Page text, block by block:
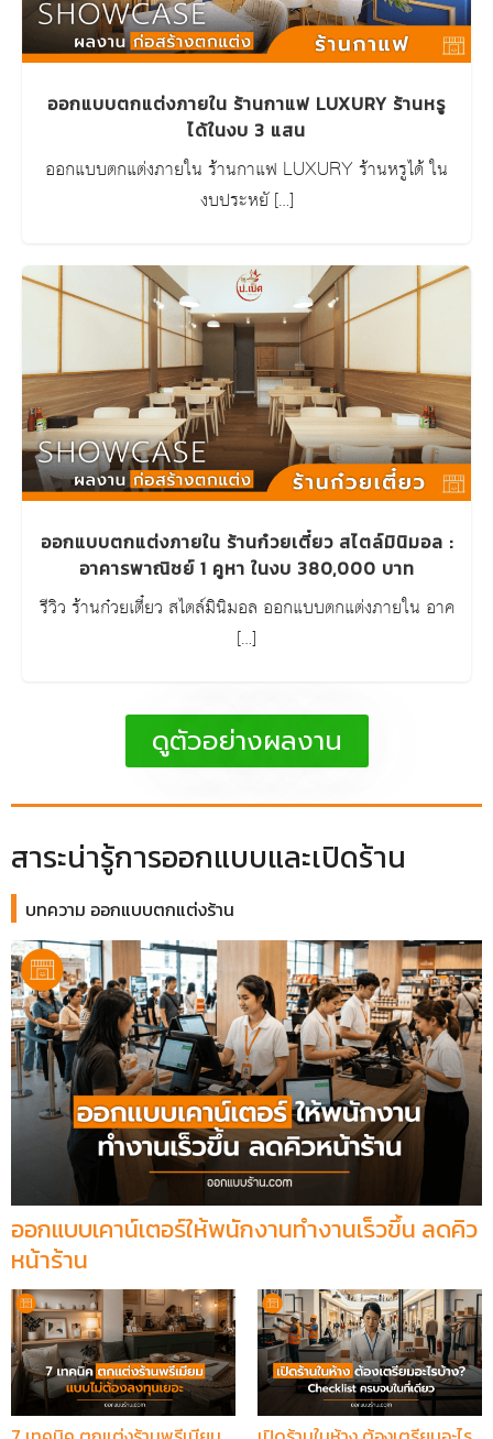
ออกแบบตกแต่งภายใน ร้านกาแฟ LUXURY ร้านหรู
ได้ในงบ 3 แสน
ออกแบบตกแต่งภายใน ร้านกาแฟ LUXURY ร้านหรูได้ ใน
งบประหยั […]
ออกแบบตกแต่งภายใน ร้านก๋วยเตี๋ยว สไตล์มินิมอล :
อาคารพาณิชย์ 1 คูหา ในงบ 380,000 บาท
รีวิว ร้านก๋วยเตี๋ยว สไตล์มินิมอล ออกแบบตกแต่งภายใน อาค
[…]
ดูตัวอย่างผลงาน
สาระน่ารู้การออกแบบและเปิดร้าน
บทความ ออกแบบตกแต่งร้าน
ออกแบบเคาน์เตอร์ให้พนักงานทำงานเร็วขึ้น ลดคิว
หน้าร้าน